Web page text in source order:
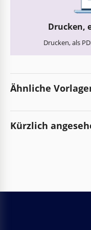
Drucken,
Drucken, als
Ähnliche
Kürzlich